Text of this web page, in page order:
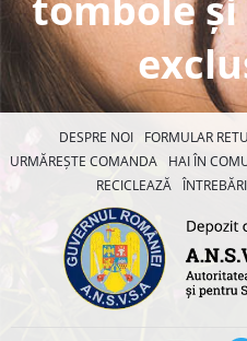
DESPRE NOI FORMULAR
URMĂREȘTE COMANDA
HAI ÎN
RECICLEAZĂ